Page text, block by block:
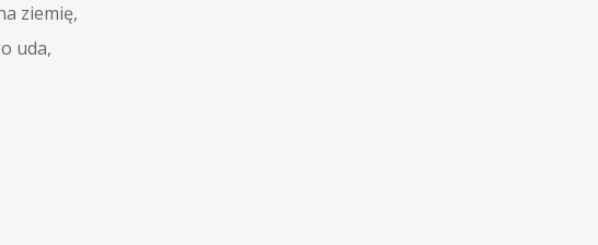
ziemię,
uda,